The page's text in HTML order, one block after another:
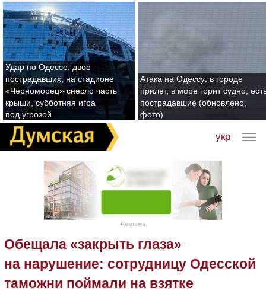
Удар по Одессе: двое
пострадавших, на стадионе
«Черноморец» снесло часть
крыши, субботняя игра
под угрозой
Атака на Одессу: в городе
прилет, в море горит судно,
пострадавшие (обновлено,
фото)
укр
Реклама
Обещала «закрыть глаза»
на нарушение: сотрудницу Одесской
таможни поймали на взятке